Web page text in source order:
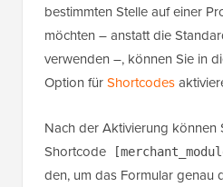
bestimmten Stelle auf einer
möchten – anstatt die
verwenden –, können Sie in
Option fürShortcodes
Nach der Aktivierung können
Shortcode
den, um das Formular genau